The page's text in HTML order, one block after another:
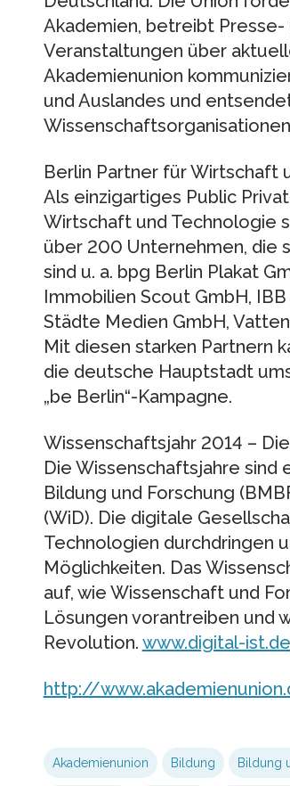
Akademien, betreibt
Veranstaltungen über
Akademienunion
und Auslandes und
Berlin Partner für Wirtschaft
Als einzigartiges Public
Wirtschaft und Technologie
über 200 Unternehmen, die
sind u. a. bpg Berlin Plakat
Immobilien Scout GmbH,
Städte Medien GmbH,
Mit diesen starken Partnern
die deutsche Hauptstadt
„be Berlin“-Kampagne.
Wissenschaftsjahr 2014 –
Die Wissenschaftsjahre
Bildung und Forschung
(WiD). Die digitale
Technologien durchdringen
Möglichkeiten. Das
auf, wie Wissenschaft und
Lösungen vorantreiben und
Revolution. www.digital-ist.de
http://
Akademienunion Bildung Bildung